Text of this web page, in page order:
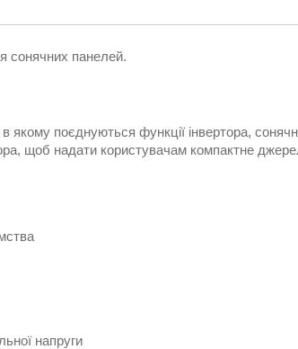
сонячних панелей.
поєднуються функції інвертора,
щоб надати користувачам компактне
напруги